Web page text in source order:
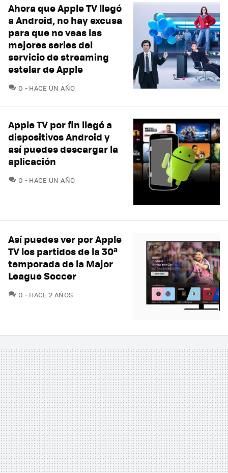
Ahora que Apple TV llegó
a Android, no hay excusa
para que no veas las
mejores series del
servicio de streaming
estelar de Apple
0 COMENTARIOS
HACE UN AÑO
Apple TV por fin llegó a
dispositivos Android y
así puedes descargar la
aplicación
0 COMENTARIOS
HACE UN AÑO
Así puedes ver por Apple
TV los partidos de la 30ª
temporada de la Major
League Soccer
0 COMENTARIOS
HACE 2 AÑOS